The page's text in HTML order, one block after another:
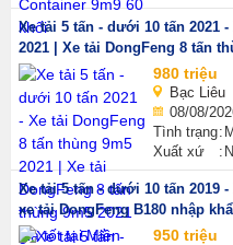
Xe tải 5 tấn - dưới 10 tấn 2021
2021 | Xe tải DongFeng 8 tấn
980 triệu
Bạc Liêu
08/08/
Tình trạng
Xuất xứ
Xe tải 5 tấn - dưới 10 tấn 2019
xe tải DongFeng B180 nhập
950 triệu